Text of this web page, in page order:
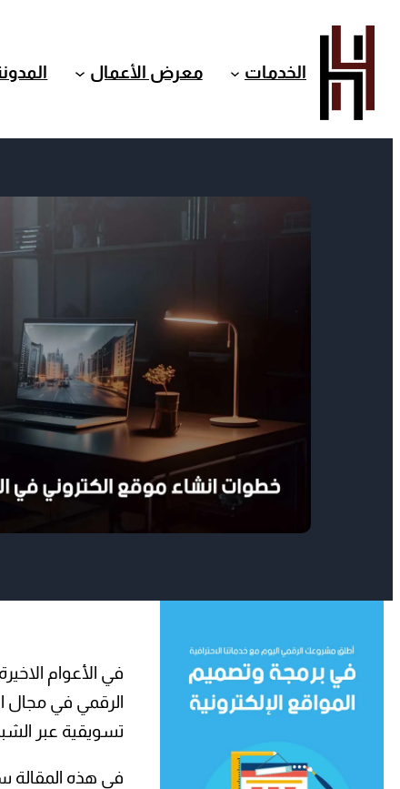
الخدمات معرض الأعمال
في الأعوام
الرقمي في مجال
تسويقية عبر
في هذه المقالة